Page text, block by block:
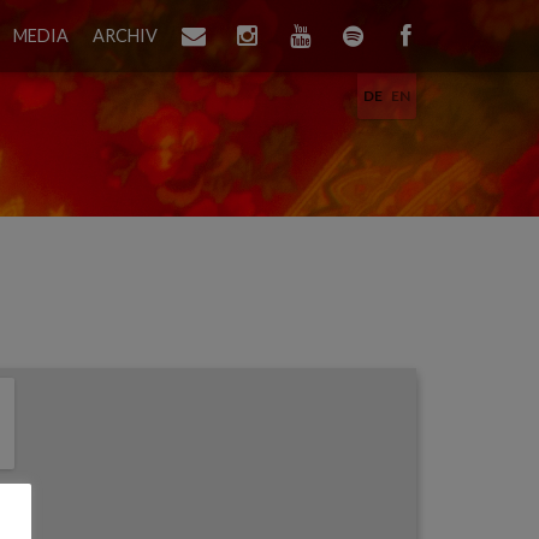
DE EN
MEDIA ARCHIV